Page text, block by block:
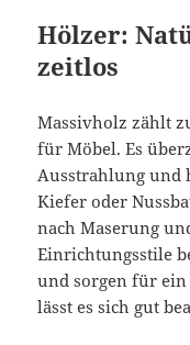
Hölzer:
zeitlos
Massivholz zählt
für Möbel. Es
Ausstrahlung und
Kiefer oder
nach Maserung
Einrichtungsstile
und sorgen für ein
lässt es sich gut